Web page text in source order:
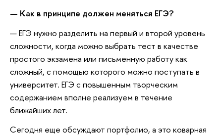
— Как в принципе должен меняться ЕГЭ?
— ЕГЭ нужно разделить на первый и второй уровень
сложности, когда можно выбрать тест в качестве
простого экзамена или письменную работу как
сложный, с помощью которого можно поступать в
университет. ЕГЭ с повышенным творческим
содержанием вполне реализуем в течение
ближайших лет.
Сегодня еще обсуждают портфолио, а это коварная